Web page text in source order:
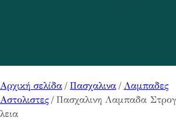
Αρχική σελίδα / Πασχαλινα / Λαμπαδες
Αστολιστες / Πασχαλινη Λαμπαδα
λεια